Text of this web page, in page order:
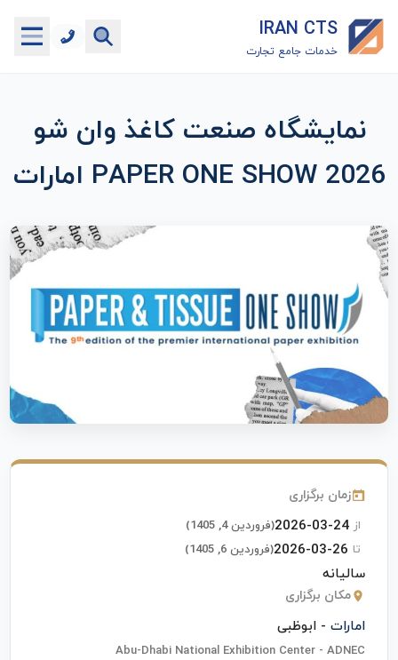
IRAN CTS
خدمات جامع تجارت
ماشین حساب گمرکی
خدمات رایگان دیگر
نمایشگاه صنعت کاغذ وان شو
PAPER ONE SHOW 2026 امارات
زمان برگزاری
از 2026-03-24(فروردین 4, 1405)
تا 2026-03-26(فروردین 6, 1405)
سالیانه
مکان برگزاری
امارات - ابوظبی
Abu-Dhabi National Exhibition Center - ADNEC